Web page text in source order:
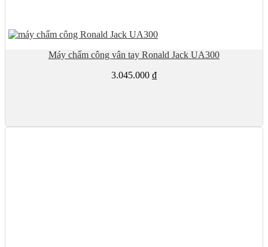
Máy chấm công vân tay Ronald Jack UA300
3.045.000 ₫